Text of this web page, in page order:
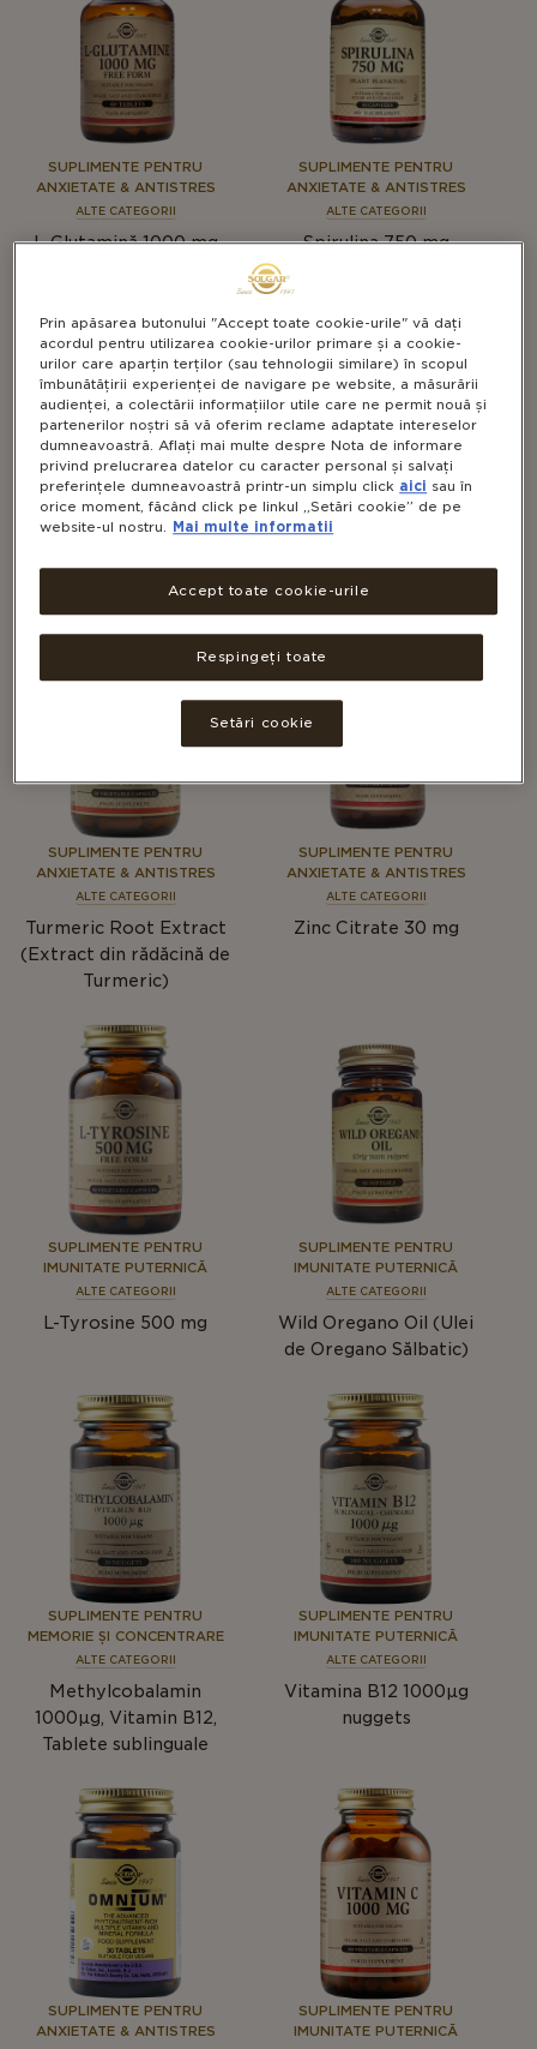
SUPLIMENTE PENTRU
ANXIETATE & ANTISTRES
ALTE CATEGORII
L-Glutamină 1000 mg
SUPLIMENTE PENTRU
ANXIETATE & ANTISTRES
ALTE CATEGORII
Spirulina 750 mg
SUPLIMENTE PENTRU
ANXIETATE & ANTISTRES
Zinc 50 mg
SUPLIMENTE PENTRU
ANXIETATE & ANTISTRES
L-Glutamină 500 mg
SUPLIMENTE PENTRU
ANXIETATE & ANTISTRES
ALTE CATEGORII
Turmeric Root Extract
(Extract din rădăcină de
Turmeric)
SUPLIMENTE PENTRU
ANXIETATE & ANTISTRES
ALTE CATEGORII
Zinc Citrate 30 mg
SUPLIMENTE PENTRU
IMUNITATE PUTERNICĂ
ALTE CATEGORII
L-Tyrosine 500 mg
SUPLIMENTE PENTRU
IMUNITATE PUTERNICĂ
ALTE CATEGORII
Wild Oregano Oil (Ulei
de Oregano Sălbatic)
SUPLIMENTE PENTRU
MEMORIE ȘI CONCENTRARE
ALTE CATEGORII
Methylcobalamin
1000μg, Vitamin B12,
Tablete sublinguale
SUPLIMENTE PENTRU
IMUNITATE PUTERNICĂ
ALTE CATEGORII
Vitamina B12 1000µg
nuggets
SUPLIMENTE PENTRU
ANXIETATE & ANTISTRES
SUPLIMENTE PENTRU
IMUNITATE PUTERNICĂ
Prin apăsarea butonului "Accept toate cookie-urile" vă dați
acordul pentru utilizarea cookie-urilor primare și a cookie-
urilor care aparțin terților (sau tehnologii similare) în scopul
îmbunătățirii experienței de navigare pe website, a măsurării
audienței, a colectării informațiilor utile care ne permit nouă și
partenerilor noștri să vă oferim reclame adaptate intereselor
dumneavoastră. Aflați mai multe despre Nota de informare
privind prelucrarea datelor cu caracter personal și salvați
preferințele dumneavoastră printr-un simplu click aici sau în
orice moment, făcând click pe linkul „Setări cookie” de pe
website-ul nostru. Mai multe informatii
Respingeți toate
Accept toate cookie-urile
Setări cookie